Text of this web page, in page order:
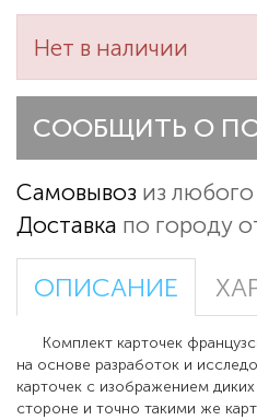
Нет в наличии
СООБЩИТЬ О
Самовывоз из
Доставка по городу
ОПИСАНИЕ
Комплект карточек
на основе разработок и
карточек с изображением
стороне и точно такими же